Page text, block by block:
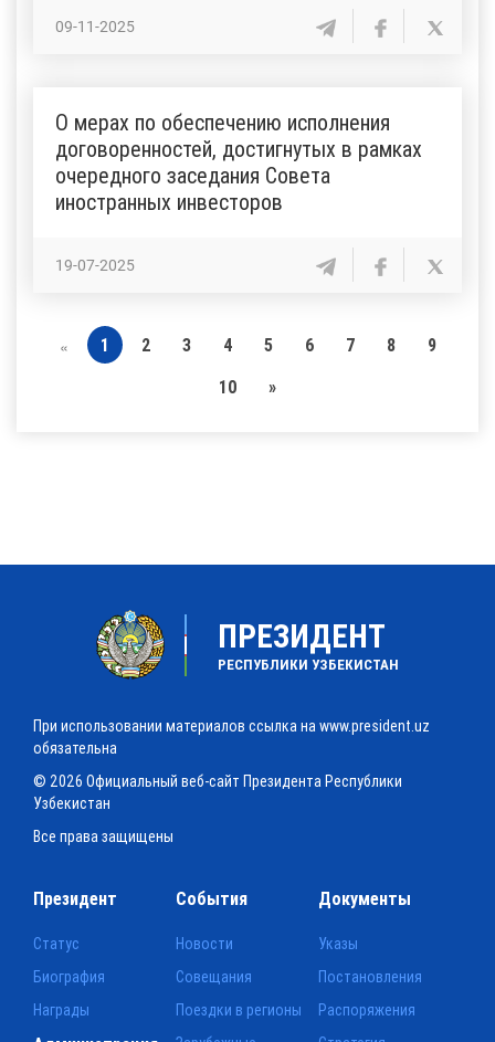
09-11-2025
О мерах по обеспечению исполнения
договоренностей, достигнутых в рамках
очередного заседания Совета
иностранных инвесторов
19-07-2025
« 1 2 3 4 5 6 7 8
9
10
»
ПРЕЗИДЕНТ
РЕСПУБЛИКИ УЗБЕКИСТАН
При использовании материалов ссылка на www.president.uz
обязательна
© 2026 Официальный веб-сайт Президента Республики
Узбекистан
Все права защищены
Президент
Статус
Биография
Награды
События
Новости
Совещания
Поездки в регионы
Документы
Указы
Постановления
Распоряжения